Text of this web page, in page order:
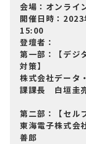
会場：オンライ
開催日時：
15:00
登壇者：
第一部：【デジ
対策】
株式会社データ
課課長 白垣圭
第二部：【セル
東海電子株式
善郎